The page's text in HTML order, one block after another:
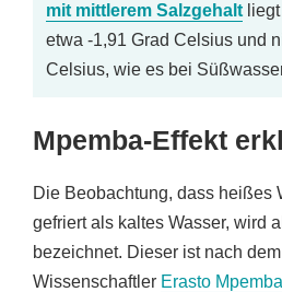
mit mittlerem Salzgehalt
etwa -1,91 Grad Celsius und
Celsius, wie es bei
Mpemba-Effekt
Die Beobachtung, dass heißes
gefriert als kaltes Wasser, wird
bezeichnet. Dieser ist nach
Wissenschaftler Erasto Mpemba